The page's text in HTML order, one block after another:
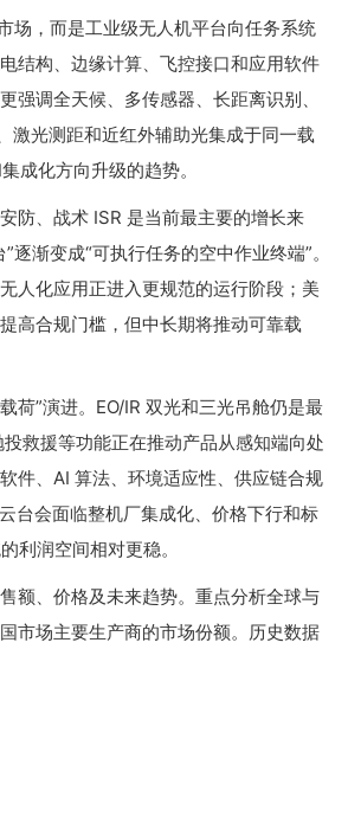
场，而是工业级无人机平台向任务系统
结构、边缘计算、飞控接口和应用软件
调全天候、多传感器、长距离识别、
光测距和近红外辅助光集成于同一载
成化方向升级的趋势。
防、战术 ISR 是当前最主要的增长来
渐变成“可执行任务的空中作业终端”。
人化应用正进入更规范的运行阶段；美
高合规门槛，但中长期将推动可靠载
荷”演进。EO/IR 双光和三光吊舱仍是最
救援等功能正在推动产品从感知端向处
件、AI 算法、环境适应性、供应链合规
台会面临整机厂集成化、价格下行和标
利润空间相对更稳。
额、价格及未来趋势。重点分析全球与
市场主要生产商的市场份额。历史数据